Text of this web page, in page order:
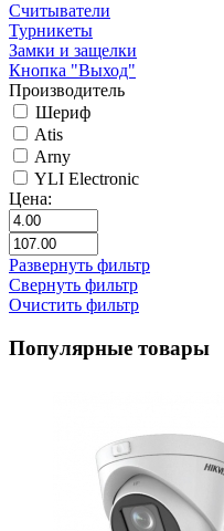
Считыватели
Турникеты
Замки и защелки
Кнопка "Выход"
Производитель
Шериф
Atis
Arny
YLI Electronic
Цена:
Развернуть фильтр
Свернуть фильтр
Очистить фильтр
Популярные товары